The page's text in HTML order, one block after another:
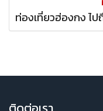
ท่องเที่ยวฮ่องกง ไป